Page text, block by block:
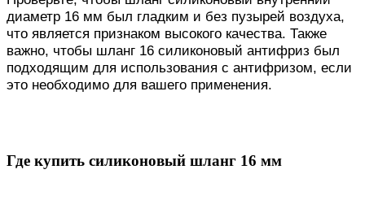
диаметр 16 мм был гладким и без пузырей воздуха,
что является признаком высокого качества. Также
важно, чтобы шланг 16 силиконовый антифриз был
подходящим для использования с антифризом, если
это необходимо для вашего применения.
Где купить силиконовый шланг 16 мм